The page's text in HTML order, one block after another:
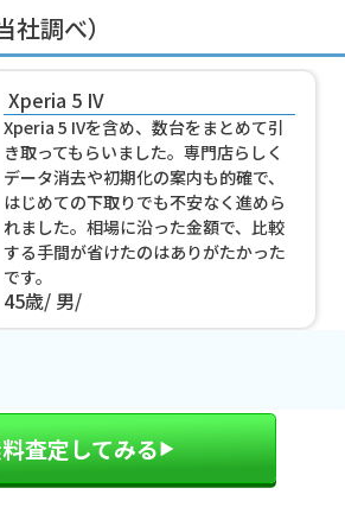
調べ）
Xperia 5 IV
Xperia 5 IVを含め、数台をまとめて引
き取ってもらいました。専門店らしく
データ消去や初期化の案内も的確で、
はじめての下取りでも不安なく進めら
れました。相場に沿った金額で、比較
する手間が省けたのはありがたかった
です。
45歳 男
査定してみる▶︎